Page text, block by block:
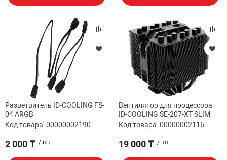
Разветвитель ID-COOLING FS-
04 ARGB
Код товара: 00000002190
2 000 ₸ / шт.
Вентилятор для процессора
ID-COOLING SE-207-XT SLIM
Код товара: 00000002116
19 000 ₸ / шт.